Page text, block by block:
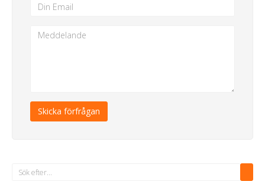
Skicka förfrågan